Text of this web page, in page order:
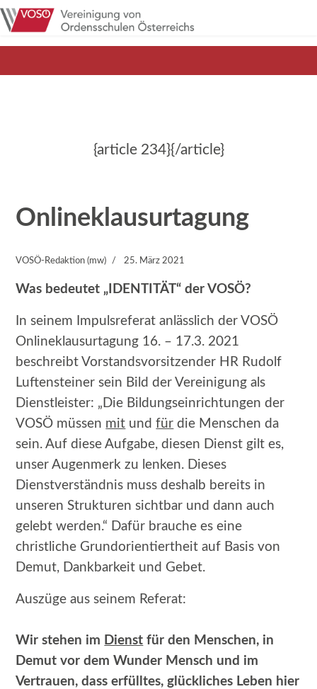
{article 234}{/article}
Onlineklausurtagung
VOSÖ-Redaktion (mw) 25. März 2021
Was bedeutet „IDENTITÄT“ der VOSÖ?
In seinem Impulsreferat anlässlich der VOSÖ
Onlineklausurtagung 16. – 17.3. 2021
beschreibt Vorstandsvorsitzender HR Rudolf
Luftensteiner sein Bild der Vereinigung als
Dienstleister: „Die Bildungseinrichtungen der
VOSÖ müssen mit undfür die Menschen da
sein. Auf diese Aufgabe, diesen Dienst gilt es,
unser Augenmerk zu lenken. Dieses
Dienstverständnis muss deshalb bereits in
unseren Strukturen sichtbar und dann auch
gelebt werden.“ Dafür brauche es eine
christliche Grundorientiertheit auf Basis von
Demut, Dankbarkeit und Gebet.
Auszüge aus seinem Referat:
Wir stehen im Dienst für den Menschen, in
Demut vor dem Wunder Mensch und im
Vertrauen, dass erfülltes, glückliches Leben hier